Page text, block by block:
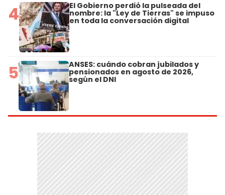
4 El Gobierno perdió la pulseada del
nombre: la "Ley de Tierras" se impuso
en toda la conversación digital
5 ANSES: cuándo cobran jubilados y
pensionados en agosto de 2026,
según el DNI